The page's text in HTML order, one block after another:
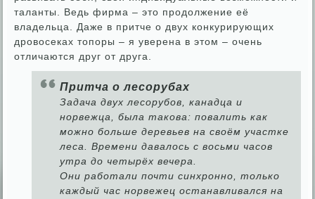
таланты. Ведь фирма – это продолжение её
владельца. Даже в притче о двух конкурирующих
дровосеках топоры – я уверена в этом – очень
отличаются друг от друга.
Притча о лесорубах
Задача двух лесорубов, канадца и
норвежца, была такова: повалить как
можно больше деревьев на своём участке
леса. Времени давалось с восьми часов
утра до четырёх вечера.
Они работали почти синхронно, только
каждый час норвежец останавливался на